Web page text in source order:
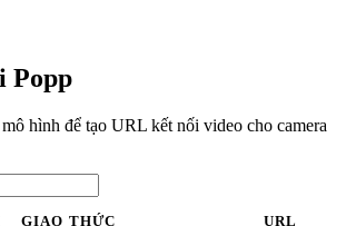
Popp
hình để tạo URL kết nối video cho camera
GIAO THỨC URL